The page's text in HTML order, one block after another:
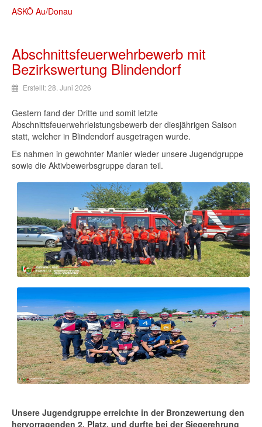
ASKÖ Au/Donau
Abschnittsfeuerwehrbewerb mit
Bezirkswertung Blindendorf
Erstellt: 28. Juni 2026
Gestern fand der Dritte und somit letzte
Abschnittsfeuerwehrleistungsbewerb der diesjährigen Saison
statt, welcher in Blindendorf ausgetragen wurde.
Es nahmen in gewohnter Manier wieder unsere Jugendgruppe
sowie die Aktivbewerbsgruppe daran teil.
Unsere Jugendgruppe erreichte in der Bronzewertung den
hervorragenden 2. Platz, und durfte bei der Siegerehrung